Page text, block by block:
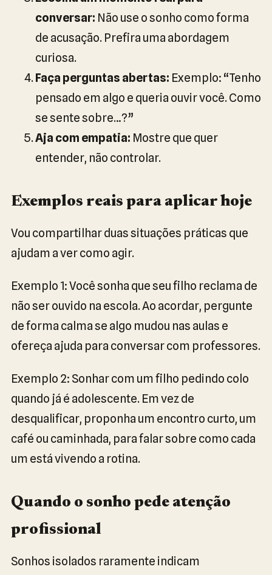
conversar: Não use o sonho como forma
de acusação. Prefira uma abordagem
curiosa.
Faça perguntas abertas: Exemplo: “Tenho
pensado em algo e queria ouvir você. Como
se sente sobre…?”
Aja com empatia: Mostre que quer
entender, não controlar.
Exemplos reais para aplicar hoje
Vou compartilhar duas situações práticas que
ajudam a ver como agir.
Exemplo 1: Você sonha que seu filho reclama de
não ser ouvido na escola. Ao acordar, pergunte
de forma calma se algo mudou nas aulas e
ofereça ajuda para conversar com professores.
Exemplo 2: Sonhar com um filho pedindo colo
quando já é adolescente. Em vez de
desqualificar, proponha um encontro curto, um
café ou caminhada, para falar sobre como cada
um está vivendo a rotina.
Quando o sonho pede atenção
profissional
Sonhos isolados raramente indicam